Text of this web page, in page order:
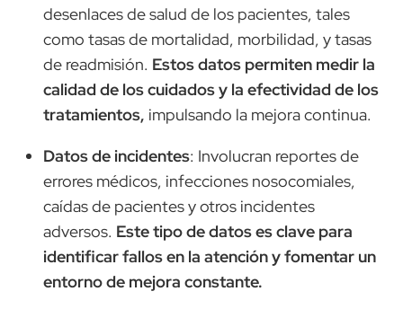
desenlaces de salud de los pacientes, tales
como tasas de mortalidad, morbilidad, y tasas
de readmisión. Estos datos permiten medir la
calidad de los cuidados y la efectividad de los
tratamientos, impulsando la mejora continua.
Datos de incidentes: Involucran reportes de
errores médicos, infecciones nosocomiales,
caídas de pacientes y otros incidentes
adversos. Este tipo de datos es clave para
identificar fallos en la atención y fomentar un
entorno de mejora constante.